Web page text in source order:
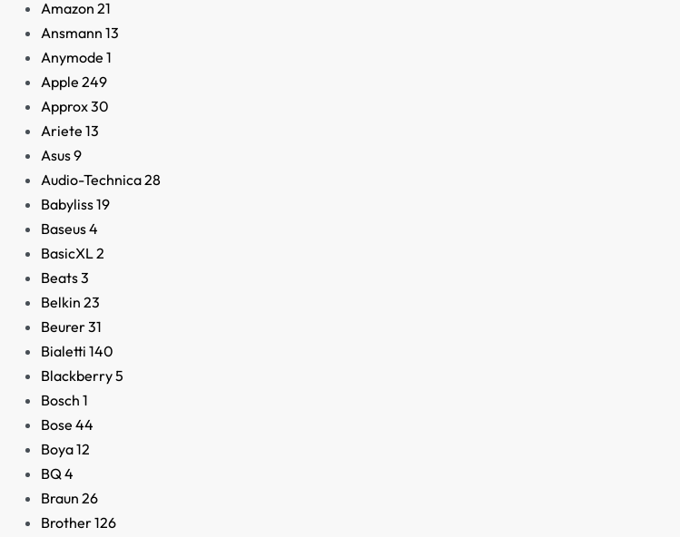
Amazon 21
Ansmann 13
Anymode 1
Apple 249
Approx30
Ariete 13
Asus9
Audio-Technica28
Babyliss19
Baseus4
BasicXL2
Beats3
Belkin 23
Beurer31
Bialetti 140
Blackberry5
Bosch 1
Bose 44
Boya12
BQ4
Braun 26
Brother126